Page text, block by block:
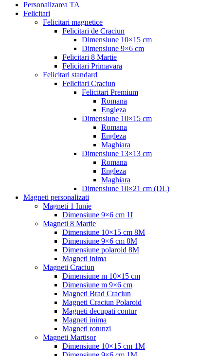
Personalizarea TA
Felicitari
Felicitari magnetice
Felicitari de Craciun
Dimensiune 10×15 cm
Dimensiune 9×6 cm
Felicitari 8 Martie
Felicitari Primavara
Felicitari standard
Felicitari Craciun
Felicitari Premium
Romana
Engleza
Dimensiune 10×15 cm
Romana
Engleza
Maghiara
Dimensiune 13×13 cm
Romana
Engleza
Maghiara
Dimensiune 10×21 cm (DL)
Magneti personalizati
Magneti 1 Iunie
Dimensiune 9×6 cm 1I
Magneti 8 Martie
Dimensiune 10×15 cm 8M
Dimensiune 9×6 cm 8M
Dimensiune polaroid 8M
Magneti inima
Magneti Craciun
Dimensiune m 10×15 cm
Dimensiune m 9×6 cm
Magneti Brad Craciun
Magneti Craciun Polaroid
Magneti decupati contur
Magneti inima
Magneti rotunzi
Magneti Martisor
Dimensiune 10×15 cm 1M